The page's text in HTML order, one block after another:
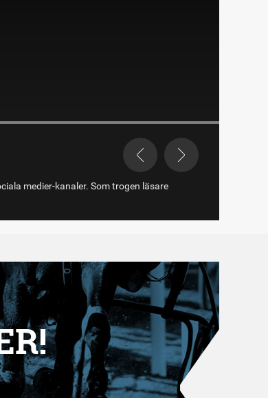
medier-kanaler. Som trogen läsare